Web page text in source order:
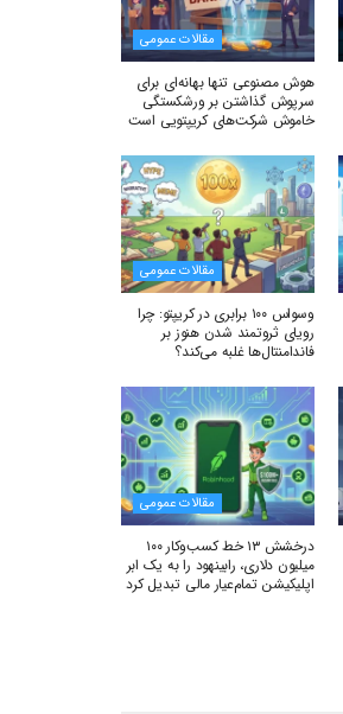
مقالات عمومی
هوش مصنوعی تنها بهانه‌ای برای
سرپوش گذاشتن بر ورشکستگی
خاموش شرکت‌های کریپتویی است
مقالات عمومی
وسواس ۱۰۰ برابری در کریپتو: چرا
رویای ثروتمند شدن هنوز بر
فاندامنتال‌ها غلبه می‌کند؟
مقالات عمومی
درخشش ۱۳ خط کسب‌وکار ۱۰۰
میلیون دلاری، رابینهود را به یک ابر
اپلیکیشن تمام‌عیار مالی تبدیل کرد